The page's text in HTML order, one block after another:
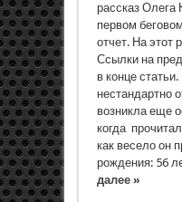
рассказ Олега
первом
отчет. На этот
Ссылки на
в конце
нестандартно
возникла еще
когда
как весело он
рождения: 56
далее »